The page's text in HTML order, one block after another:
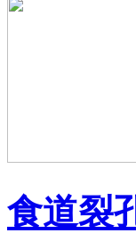
食道裂